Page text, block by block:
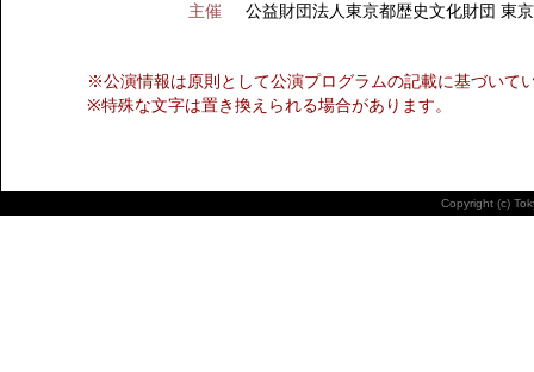
主催
公益財団法人東京都歴史文化財団 東
※公演情報は原則として公演プログラムの記載に基づいて
※特殊な文字は置き換えられる場合があります。
Copyright (c)